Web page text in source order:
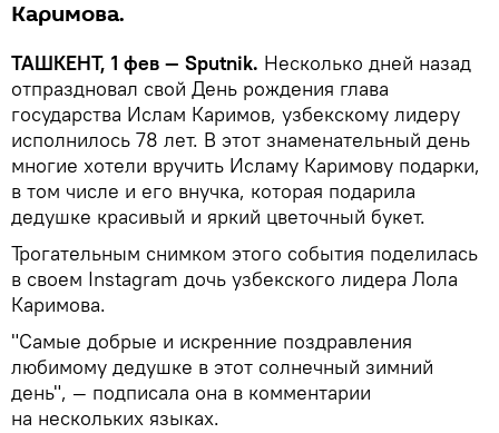
Каримова.
ТАШКЕНТ, 1 фев — Sputnik. Несколько дней назад
отпраздновал свой День рождения глава
государства Ислам Каримов, узбекскому лидеру
исполнилось 78 лет. В этот знаменательный день
многие хотели вручить Исламу Каримову подарки,
в том числе и его внучка, которая подарила
дедушке красивый и яркий цветочный букет.
Трогательным снимком этого события поделилась
в своем Instagram дочь узбекского лидера Лола
Каримова.
"Самые добрые и искренние поздравления
любимому дедушке в этот солнечный зимний
день", — подписала она в комментарии
на нескольких языках.